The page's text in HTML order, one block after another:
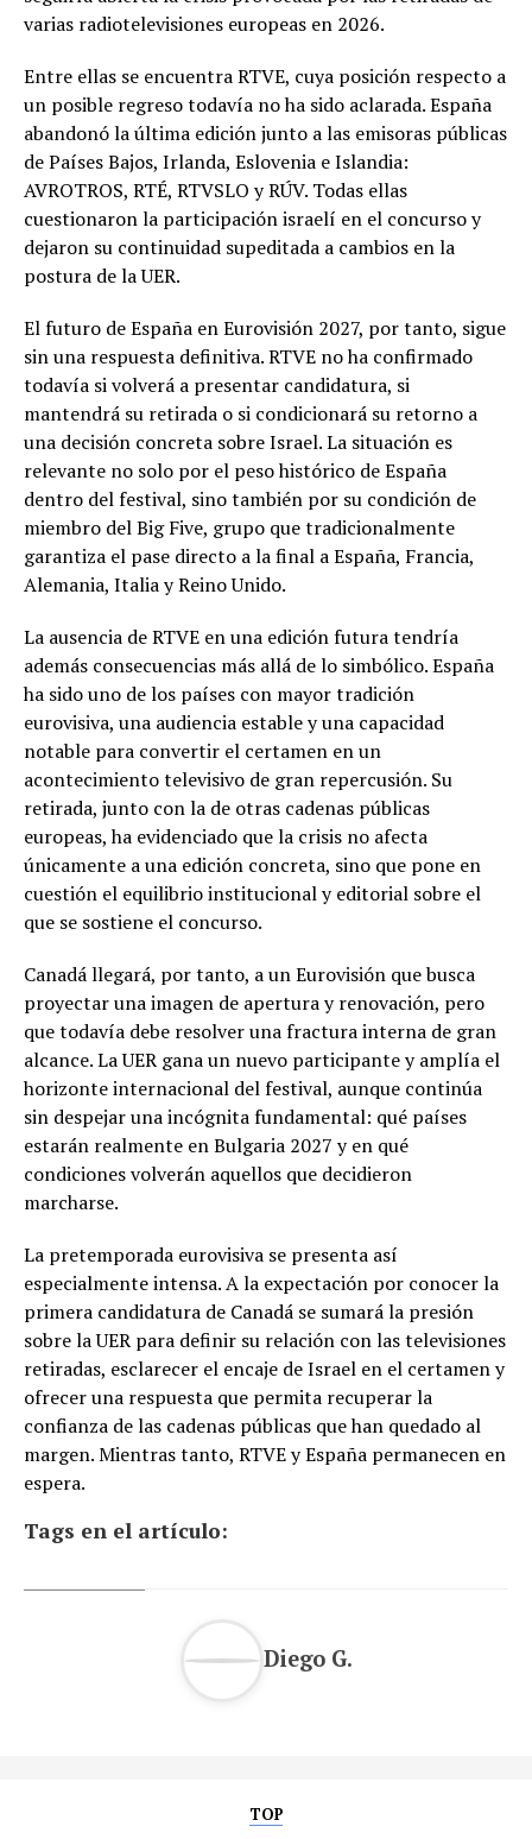
varias radiotelevisiones europeas en 2026.
Entre ellas se encuentra RTVE, cuya posición respecto a
un posible regreso todavía no ha sido aclarada. España
abandonó la última edición junto a las emisoras públicas
de Países Bajos, Irlanda, Eslovenia e Islandia:
AVROTROS, RTÉ, RTVSLO y RÚV. Todas ellas
cuestionaron la participación israelí en el concurso y
dejaron su continuidad supeditada a cambios en la
postura de la UER.
El futuro de España en Eurovisión 2027, por tanto, sigue
sin una respuesta definitiva. RTVE no ha confirmado
todavía si volverá a presentar candidatura, si
mantendrá su retirada o si condicionará su retorno a
una decisión concreta sobre Israel. La situación es
relevante no solo por el peso histórico de España
dentro del festival, sino también por su condición de
miembro del Big Five, grupo que tradicionalmente
garantiza el pase directo a la final a España, Francia,
Alemania, Italia y Reino Unido.
La ausencia de RTVE en una edición futura tendría
además consecuencias más allá de lo simbólico. España
ha sido uno de los países con mayor tradición
eurovisiva, una audiencia estable y una capacidad
notable para convertir el certamen en un
acontecimiento televisivo de gran repercusión. Su
retirada, junto con la de otras cadenas públicas
europeas, ha evidenciado que la crisis no afecta
únicamente a una edición concreta, sino que pone en
cuestión el equilibrio institucional y editorial sobre el
que se sostiene el concurso.
Canadá llegará, por tanto, a un Eurovisión que busca
proyectar una imagen de apertura y renovación, pero
que todavía debe resolver una fractura interna de gran
alcance. La UER gana un nuevo participante y amplía el
horizonte internacional del festival, aunque continúa
sin despejar una incógnita fundamental: qué países
estarán realmente en Bulgaria 2027 y en qué
condiciones volverán aquellos que decidieron
marcharse.
La pretemporada eurovisiva se presenta así
especialmente intensa. A la expectación por conocer la
primera candidatura de Canadá se sumará la presión
sobre la UER para definir su relación con las televisiones
retiradas, esclarecer el encaje de Israel en el certamen y
ofrecer una respuesta que permita recuperar la
confianza de las cadenas públicas que han quedado al
margen. Mientras tanto, RTVE y España permanecen en
espera.
Tags en el artículo:
Diego G.
TOP